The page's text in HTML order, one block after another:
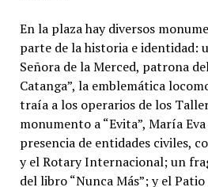
En la plaza hay diversos
parte de la historia e identidad:
Señora de la Merced, patrona
Catanga”, la emblemática
traía a los operarios de los
monumento a “Evita”, María
presencia de entidades civiles,
y el Rotary Internacional; un
del libro “Nunca Más”; y el